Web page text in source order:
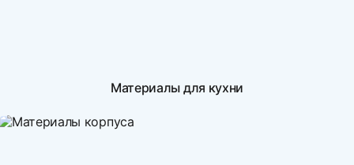
Материалы для кухни